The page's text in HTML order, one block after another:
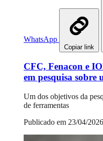
WhatsApp
Copiar link
CFC, Fenacon e
em pesquisa sobre
Um dos objetivos da
de ferramentas
Publicado em 23/04/